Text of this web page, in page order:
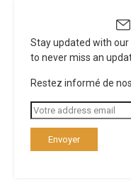
Stay updated with
to never miss an
Restez informé de